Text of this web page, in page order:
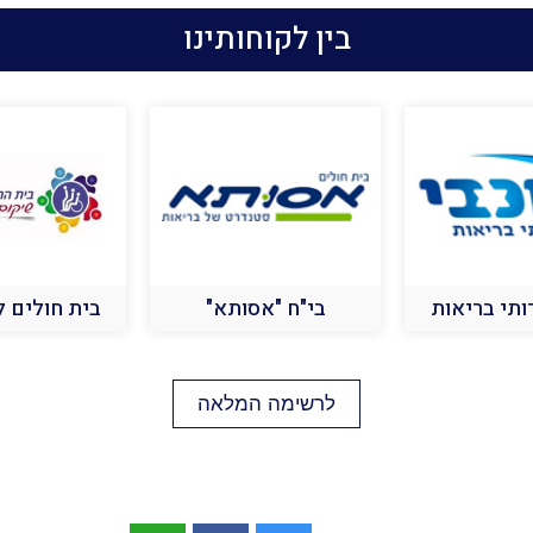
בין לקוחותינו
בית חולים לוינשטיין משרד
לרשימה המלאה